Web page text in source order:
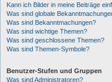
Kann ich Bilder in meine Beiträge
Was sind globale
Was sind Bekanntmachungen?
Was sind wichtige Themen?
Was sind geschlossene Themen?
Was sind Themen-Symbole?
Benutzer-Stufen und Gruppen
Was sind Administratoren?